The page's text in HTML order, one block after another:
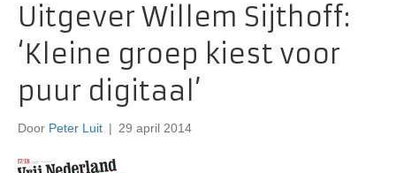
Uitgever Willem Sijthoff:
‘Kleine groep kiest voor
puur digitaal’
Door Peter Luit | 29 april 2014